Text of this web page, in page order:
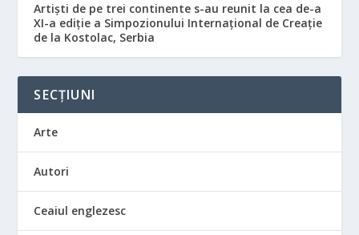
Artiști de pe trei continente s-au reunit la cea de-a
XI-a ediție a Simpozionului Internațional de Creație
de la Kostolac, Serbia
SECȚIUNI
Arte
Autori
Ceaiul englezesc